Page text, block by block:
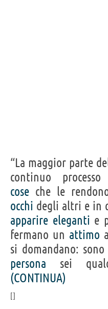
“La maggior parte
continuo
cose che le
occhi degli altri e in
apparire eleganti e
fermano un attimo
si domandano:
persona sei
(CONTINUA)